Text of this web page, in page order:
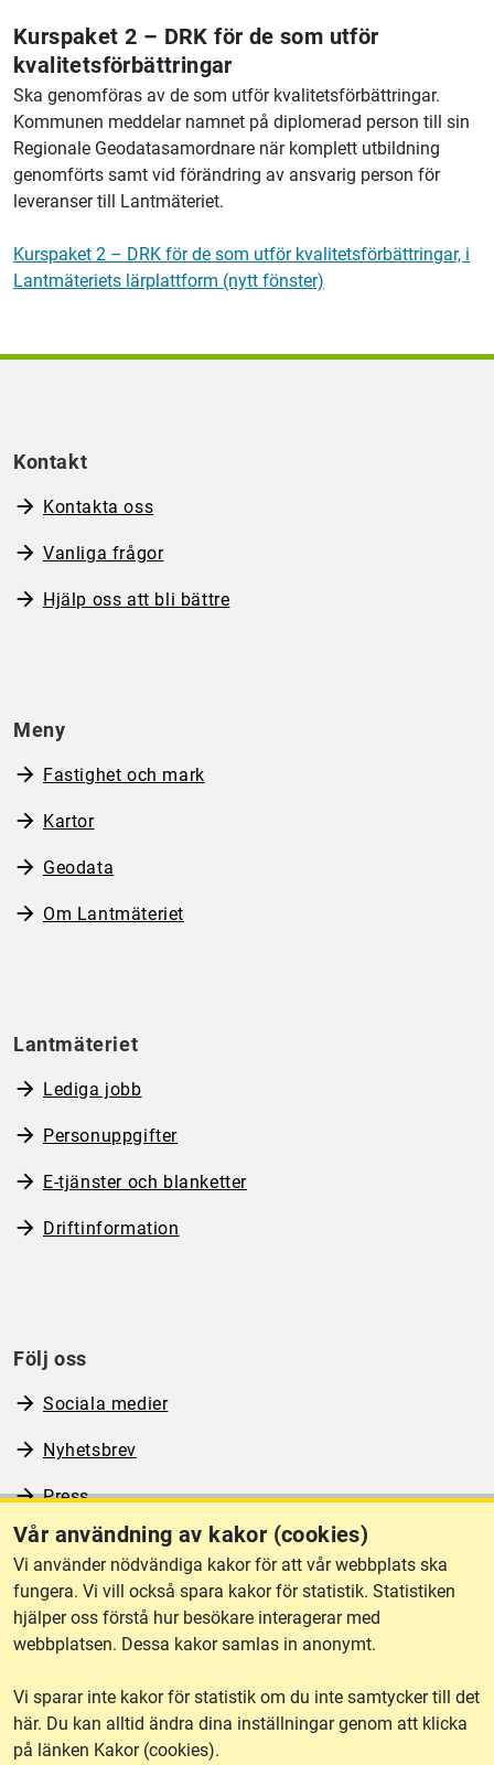
Kurspaket 2 – DRK för de som utför
kvalitetsförbättringar
Ska genomföras av de som utför kvalitetsförbättringar.
Kommunen meddelar namnet på diplomerad person till sin
Regionale Geodatasamordnare när komplett utbildning
genomförts samt vid förändring av ansvarig person för
leveranser till Lantmäteriet.
Kurspaket 2 – DRK för de som utför kvalitetsförbättringar, i
Lantmäteriets lärplattform (nytt fönster)
Vår användning av kakor (cookies)
Vi använder nödvändiga kakor för att vår webbplats ska
fungera. Vi vill också spara kakor för statistik. Statistiken
hjälper oss förstå hur besökare interagerar med
webbplatsen. Dessa kakor samlas in anonymt.
Vi sparar inte kakor för statistik om du inte samtycker till det
här. Du kan alltid ändra dina inställningar genom att klicka
på länken Kakor (cookies).
Kontakt
Kontakta oss
Vanliga frågor
Hjälp oss att bli bättre
Meny
Fastighet och mark
Kartor
Geodata
Om Lantmäteriet
Lantmäteriet
Lediga jobb
Personuppgifter
E-tjänster och blanketter
Driftinformation
Följ oss
Sociala medier
Nyhetsbrev
Press
RSS
Om webbplatsen
Tillgänglighet